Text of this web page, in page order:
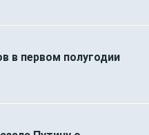
в первом полугодии